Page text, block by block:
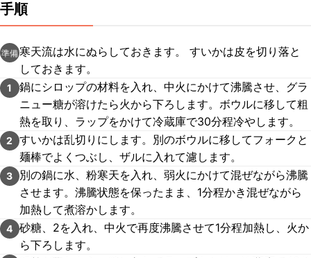
手順
準備寒天流は水にぬらしておきます。 すいかは皮を切り落と
しておきます。
1
鍋にシロップの材料を入れ、中火にかけて沸騰させ、グラ
ニュー糖が溶けたら火から下ろします。ボウルに移して粗
熱を取り、ラップをかけて冷蔵庫で30分程冷やします。
2
すいかは乱切りにします。別のボウルに移してフォークと
麺棒でよくつぶし、ザルに入れて濾します。
3
別の鍋に水、粉寒天を入れ、弱火にかけて混ぜながら沸騰
させます。沸騰状態を保ったまま、1分程かき混ぜながら
加熱して煮溶かします。
4 砂糖、2を入れ、中火で再度沸騰させて1分程加熱し、火か
ら下ろします。